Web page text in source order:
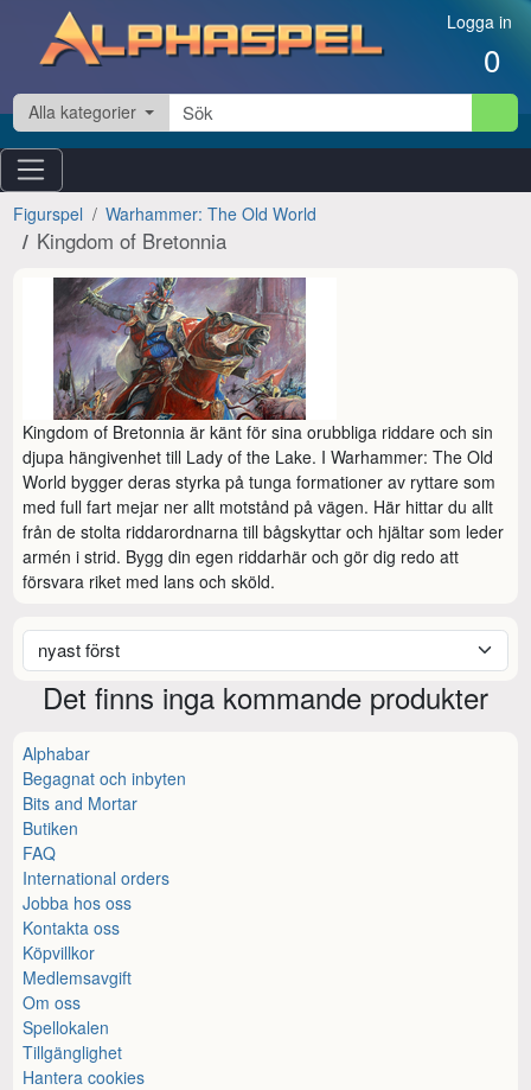
Hoppa till innehåll Logga in
0
Alla kategorier
Figurspel Warhammer: The Old World
Kingdom of Bretonnia
Kingdom of Bretonnia är känt för sina orubbliga riddare och sin
djupa hängivenhet till Lady of the Lake. I Warhammer: The Old
World bygger deras styrka på tunga formationer av ryttare som
med full fart mejar ner allt motstånd på vägen. Här hittar du allt
från de stolta riddarordnarna till bågskyttar och hjältar som leder
armén i strid. Bygg din egen riddarhär och gör dig redo att
försvara riket med lans och sköld.
Det finns inga kommande produkter
Alphabar
Begagnat och inbyten
Bits and Mortar
Butiken
FAQ
International orders
Jobba hos oss
Kontakta oss
Köpvillkor
Medlemsavgift
Om oss
Spellokalen
Tillgänglighet
Hantera cookies